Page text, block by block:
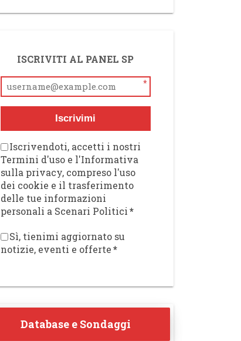
ISCRIVITI AL PANEL SP
*
Iscrivimi
Iscrivendoti, accetti i nostri
Termini d'uso e l'Informativa
sulla privacy, compreso l'uso
dei cookie e il trasferimento
delle tue informazioni
personali a Scenari Politici*
Sì, tienimi aggiornato su
notizie, eventi e offerte*
Database e Sondaggi